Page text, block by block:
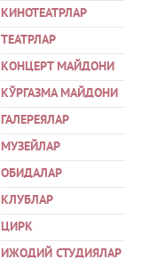
КИНОТЕАТРЛАР
ТЕАТРЛАР
КОНЦЕРТ МАЙДОНИ
КЎРГАЗМА МАЙДОНИ
ГАЛЕРЕЯЛАР
МУЗЕЙЛАР
ОБИДАЛАР
КЛУБЛАР
ЦИРК
ИЖОДИЙ СТУДИЯЛАР